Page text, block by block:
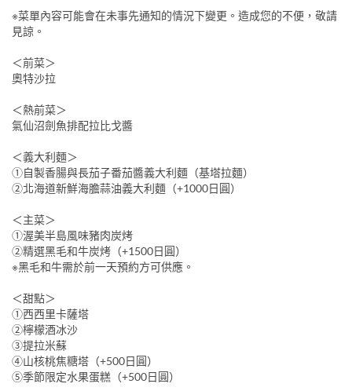
※菜單內容可能會在未事先通知的情況下變更。造成您的不便，敬請
見諒。
＜前菜＞
奧特沙拉
＜熱前菜＞
氣仙沼劍魚排配拉比戈醬
＜義大利麵＞
①自製香腸與長茄子番茄醬義大利麵（基塔拉麵）
②北海道新鮮海膽蒜油義大利麵（+1000日圓）
＜主菜＞
①渥美半島風味豬肉炭烤
②精選黑毛和牛炭烤（+1500日圓）
※黑毛和牛需於前一天預約方可供應。
＜甜點＞
①西西里卡薩塔
②檸檬酒冰沙
③提拉米蘇
④山核桃焦糖塔（+500日圓）
⑤季節限定水果蛋糕（+500日圓）